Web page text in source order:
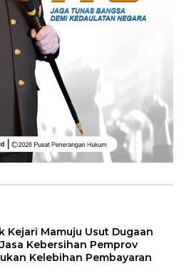
Kejari Mamuju Usut Dugaan
Kebersihan Pemprov
Kelebihan Pembayaran